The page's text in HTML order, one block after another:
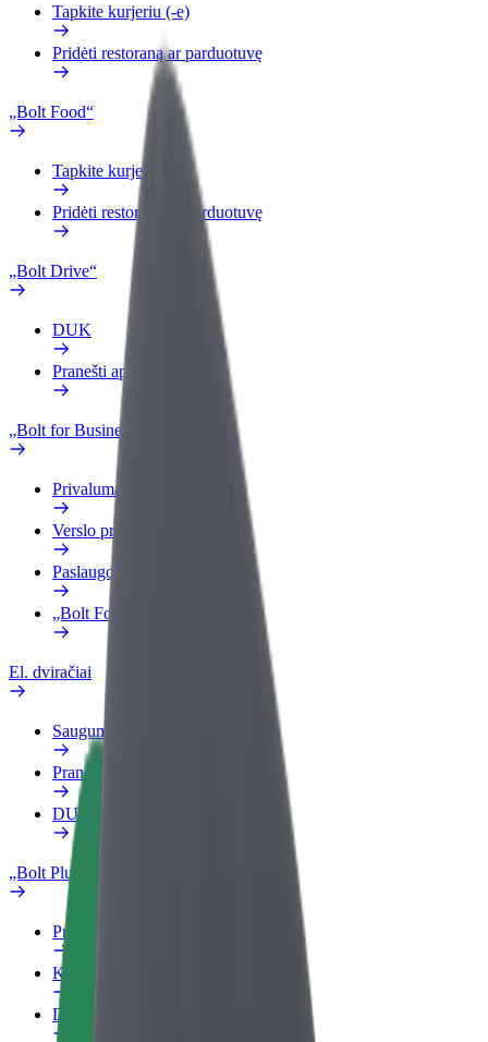
Tapkite kurjeriu (-e)
Pridėti restoraną ar parduotuvę
„Bolt Food“
Tapkite kurjeriu (-e)
Pridėti restoraną ar parduotuvę
„Bolt Drive“
DUK
Pranešti apie automobilį
„Bolt for Business“
Privalumai
Verslo profilis
Paslaugos
„Bolt Food“ verslui
El. dviračiai
Saugumo laboratorija
Pranešti apie problemą
DUK
„Bolt Plus“
Privalumai
Kaip prisijungti
DUK